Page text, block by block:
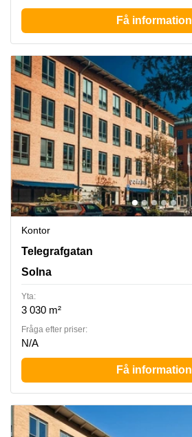
Få information
Kontor
Solna, Telegrafgatan 4, Solna
Telegrafgatan
Solna
Yta:
3 030 m²
Fråga efter priser:
N/A
Få information